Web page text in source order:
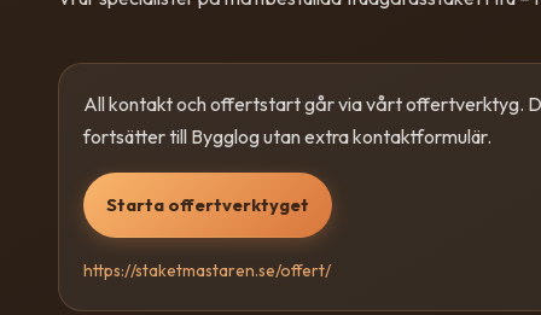
All kontakt och offertstart går via vårt offertverktyg.
fortsätter till Bygglog utan extra kontaktformulär.
Starta offertverktyget
https://staketmastaren.se/offert/